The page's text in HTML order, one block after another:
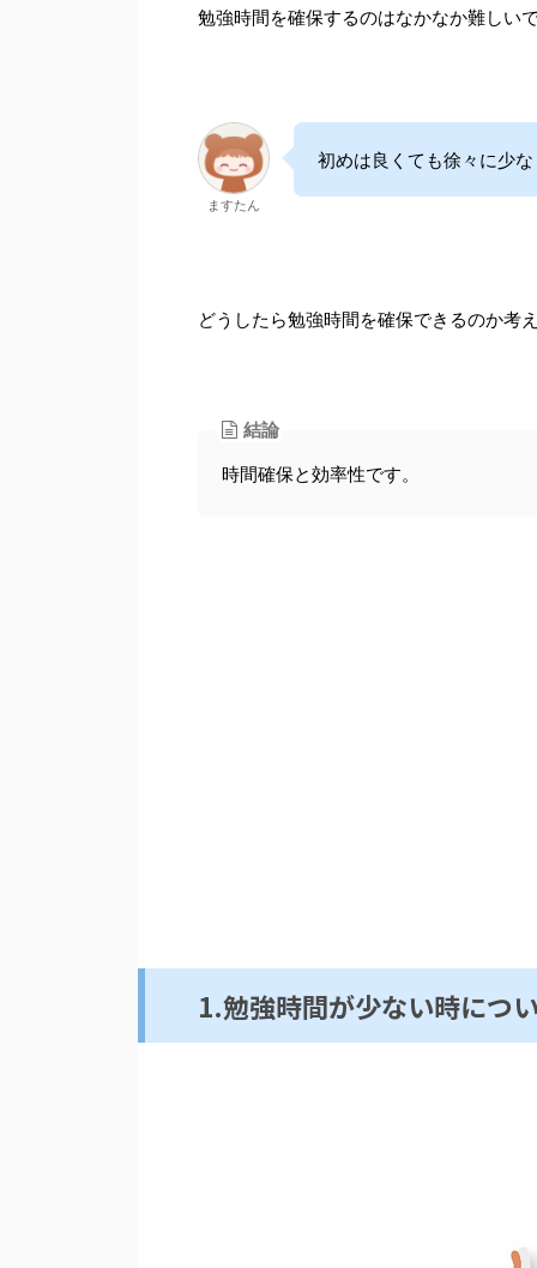
勉強時間を確保するのはなかなか難しい
ますたん
初めは良くても徐々に少
どうしたら勉強時間を確保できるのか考
結論
時間確保と効率性です。
1.勉強時間が少ない時につ